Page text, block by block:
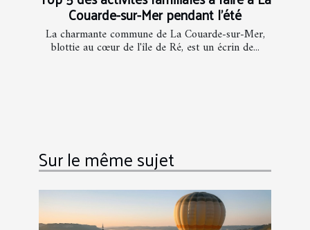
Couarde-sur-Mer pendant l'été
La charmante commune de La Couarde-sur-Mer,
blottie au cœur de l'île de Ré, est un écrin de...
Sur le même sujet